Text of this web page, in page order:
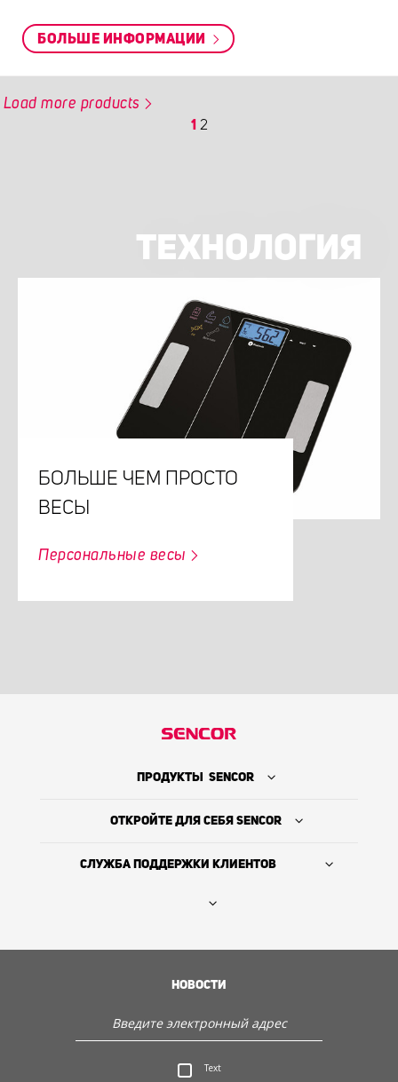
Откройте для себя Sencor
БОЛЬШЕ ИНФОРМАЦИИ
Load more products
1 2
ТЕХНОЛОГИЯ
БОЛЬШЕ ЧЕМ ПРОСТО
ВЕСЫ
Персональные весы
ПРОДУКТЫ SENCOR
ОТКРОЙТЕ ДЛЯ СЕБЯ SENCOR
СЛУЖБА ПОДДЕРЖКИ КЛИЕНТОВ
НОВОСТИ
Text